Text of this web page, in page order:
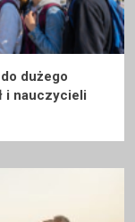
dużego
i nauczycieli